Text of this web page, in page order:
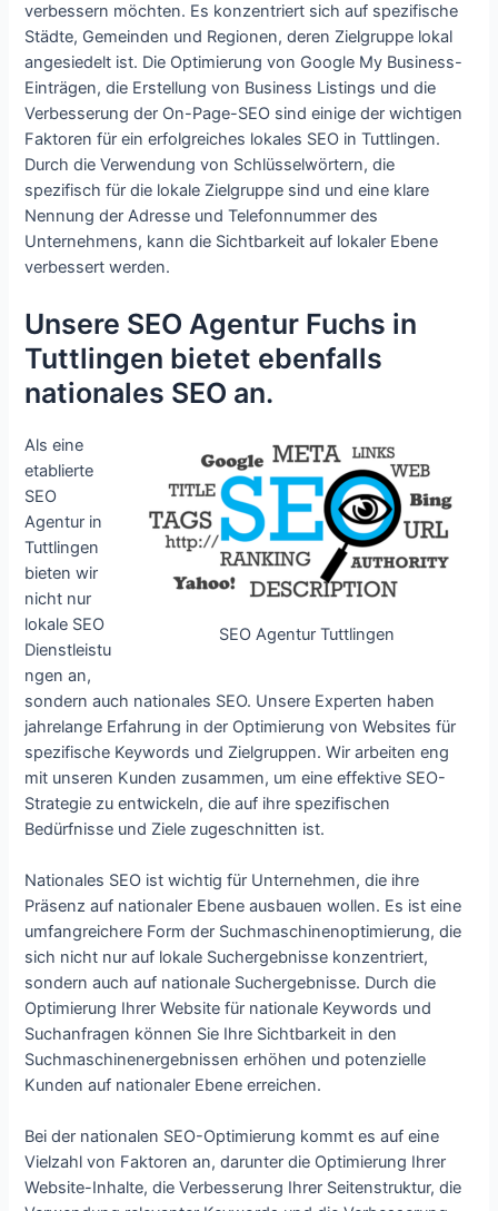
verbessern möchten. Es konzentriert sich auf spezifische
Städte, Gemeinden und Regionen, deren Zielgruppe lokal
angesiedelt ist. Die Optimierung von Google My Business-
Einträgen, die Erstellung von Business Listings und die
Verbesserung der On-Page-SEO sind einige der wichtigen
Faktoren für ein erfolgreiches lokales SEO in Tuttlingen.
Durch die Verwendung von Schlüsselwörtern, die
spezifisch für die lokale Zielgruppe sind und eine klare
Nennung der Adresse und Telefonnummer des
Unternehmens, kann die Sichtbarkeit auf lokaler Ebene
verbessert werden.
Unsere SEO Agentur Fuchs in
Tuttlingen bietet ebenfalls
nationales SEO an.
SEO Agentur Tuttlingen
Als eine
etablierte
SEO
Agentur in
Tuttlingen
bieten wir
nicht nur
lokale SEO
Dienstleistu
ngen an,
sondern auch nationales SEO. Unsere Experten haben
jahrelange Erfahrung in der Optimierung von Websites für
spezifische Keywords und Zielgruppen. Wir arbeiten eng
mit unseren Kunden zusammen, um eine effektive SEO-
Strategie zu entwickeln, die auf ihre spezifischen
Bedürfnisse und Ziele zugeschnitten ist.
Nationales SEO ist wichtig für Unternehmen, die ihre
Präsenz auf nationaler Ebene ausbauen wollen. Es ist eine
umfangreichere Form der Suchmaschinenoptimierung, die
sich nicht nur auf lokale Suchergebnisse konzentriert,
sondern auch auf nationale Suchergebnisse. Durch die
Optimierung Ihrer Website für nationale Keywords und
Suchanfragen können Sie Ihre Sichtbarkeit in den
Suchmaschinenergebnissen erhöhen und potenzielle
Kunden auf nationaler Ebene erreichen.
Bei der nationalen SEO-Optimierung kommt es auf eine
Vielzahl von Faktoren an, darunter die Optimierung Ihrer
Website-Inhalte, die Verbesserung Ihrer Seitenstruktur, die